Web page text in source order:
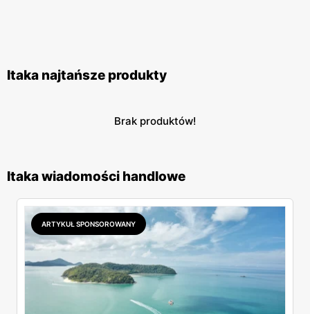
Itaka najtańsze produkty
Brak produktów!
Itaka wiadomości handlowe
ARTYKUŁ SPONSOROWANY